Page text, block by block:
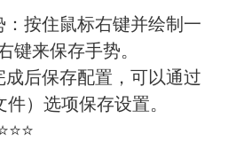
：按住鼠标右键并绘制一
键来保存手势。
成后保存配置，可以通过
）选项保存设置。